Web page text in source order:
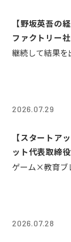
【野坂英吾の
ファクトリー
継続して結果
2026.07.29
【スタートア
ット代表取締
ゲーム×教育ブ
2026.07.28